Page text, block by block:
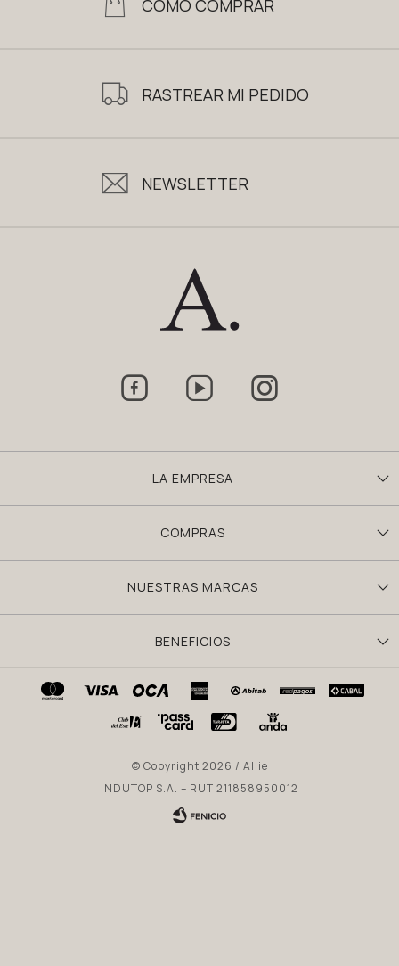
CÓMO COMPRAR
RASTREAR MI PEDIDO
NEWSLETTER
LA EMPRESA
COMPRAS
NUESTRAS MARCAS
BENEFICIOS
  
© Copyright 2026 / Allie
INDUTOP S.A. – RUT 211858950012